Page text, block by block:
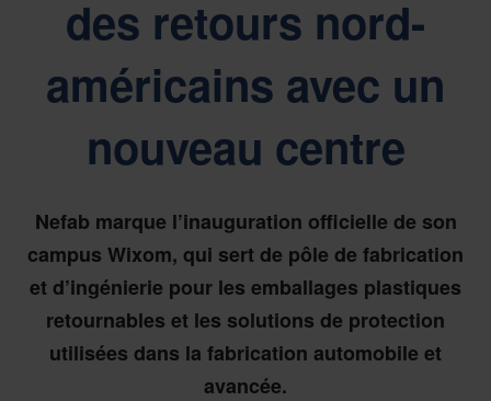
des retours nord-
américains avec un
nouveau centre
Nefab marque l’inauguration officielle de son
campus Wixom, qui sert de pôle de fabrication
et d’ingénierie pour les emballages plastiques
retournables et les solutions de protection
utilisées dans la fabrication automobile et
avancée.